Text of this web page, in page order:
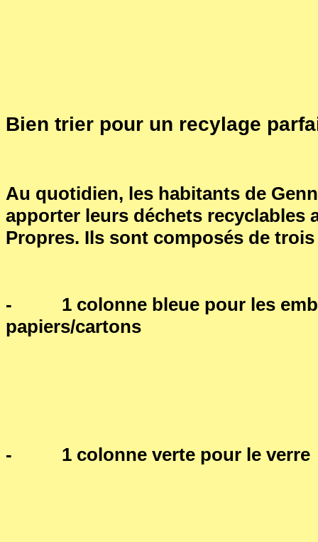
Bien trier pour un recylage
Au quotidien, les habitants de
apporter leurs déchets recyclables
Propres. Ils sont composés de
- 1 colonne bleue pour les
papiers/cartons
- 1 colonne verte pour le verre